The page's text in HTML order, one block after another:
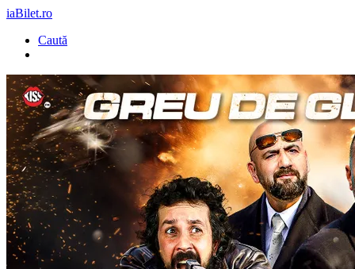
iaBilet.ro
Caută